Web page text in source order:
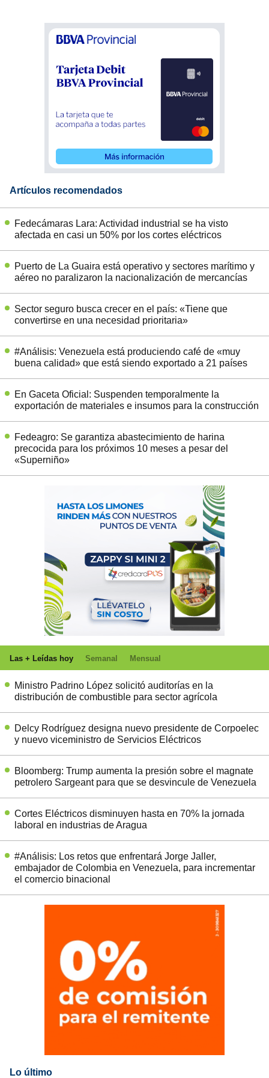
Artículos recomendados
Fedecámaras Lara: Actividad industrial se ha visto
afectada en casi un 50% por los cortes eléctricos
Puerto de La Guaira está operativo y sectores marítimo y
aéreo no paralizaron la nacionalización de mercancías
Sector seguro busca crecer en el país: «Tiene que
convertirse en una necesidad prioritaria»
#Análisis: Venezuela está produciendo café de «muy
buena calidad» que está siendo exportado a 21 países
En Gaceta Oficial: Suspenden temporalmente la
exportación de materiales e insumos para la construcción
Fedeagro: Se garantiza abastecimiento de harina
precocida para los próximos 10 meses a pesar del
«Superniño»
Las + Leídas hoy Semanal Mensual
Ministro Padrino López solicitó auditorías en la
distribución de combustible para sector agrícola
Delcy Rodríguez designa nuevo presidente de Corpoelec
y nuevo viceministro de Servicios Eléctricos
Bloomberg: Trump aumenta la presión sobre el magnate
petrolero Sargeant para que se desvincule de Venezuela
Cortes Eléctricos disminuyen hasta en 70% la jornada
laboral en industrias de Aragua
#Análisis: Los retos que enfrentará Jorge Jaller,
embajador de Colombia en Venezuela, para incrementar
el comercio binacional
Lo último